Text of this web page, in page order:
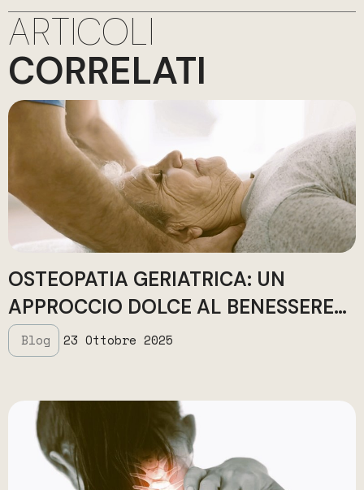
ARTICOLI
CORRELATI
Blog 23 Ottobre 2025
OSTEOPATIA GERIATRICA: UN
APPROCCIO DOLCE AL BENESSERE
NELLA TERZA ETÀ